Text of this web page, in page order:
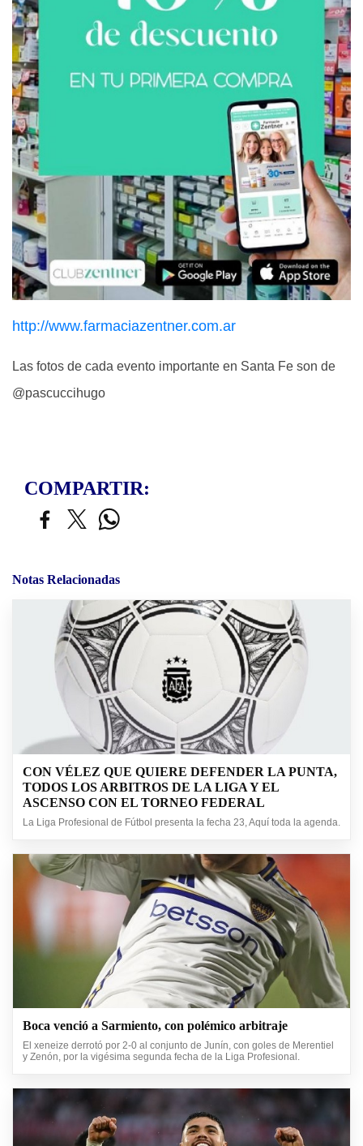
http://www.farmaciazentner.com.ar
Las fotos de cada evento importante en Santa Fe son de
@pascuccihugo
COMPARTIR:
Notas Relacionadas
CON VÉLEZ QUE QUIERE DEFENDER LA PUNTA,
TODOS LOS ARBITROS DE LA LIGA Y EL
ASCENSO CON EL TORNEO FEDERAL
La Liga Profesional de Fútbol presenta la fecha 23, Aquí toda la agenda.
Boca venció a Sarmiento, con polémico arbitraje
El xeneize derrotó por 2-0 al conjunto de Junín, con goles de Merentiel
y Zenón, por la vigésima segunda fecha de la Liga Profesional.